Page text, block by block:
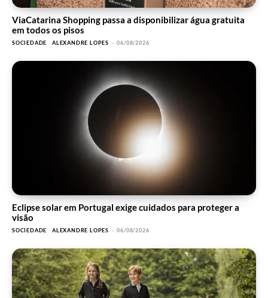
ViaCatarina Shopping passa a disponibilizar água gratuita
em todos os pisos
SOCIEDADE ALEXANDRE LOPES - 06/08/2026
Eclipse solar em Portugal exige cuidados para proteger a
visão
SOCIEDADE ALEXANDRE LOPES - 06/08/2026